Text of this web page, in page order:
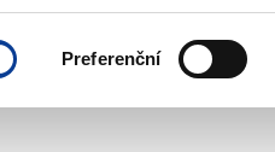
Preferenční
submenu
politika